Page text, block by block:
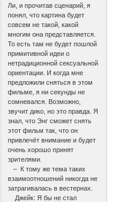
Ли, и прочитав сценарий, я
понял, что картина будет
совсем не такой, какой
многим она представляется.
То есть там не будет пошлой
примитивной идеи о
нетрадиционной сексуальной
ориентации. И когда мне
предложили сняться в этом
фильме, я ни секунды не
сомневался. Возможно,
звучит дико, но это правда. Я
знал, что Энг сможет снять
этот фильм так, что он
привлечёт внимание и будет
очень хорошо принят
зрителями.
– К тому же тема таких
взаимоотношений никогда не
затрагивалась в вестернах.
Джейк: Я бы не стал